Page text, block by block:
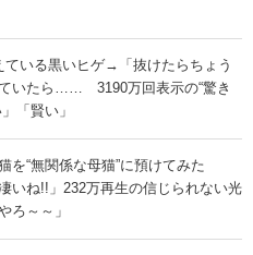
ている黒いヒゲ→「抜けたらちょう
いたら…… 3190万回表示の“驚き
「賢い」
を“無関係な母猫”に預けてみた
ね!!」232万再生の信じられない光
ろ～～」